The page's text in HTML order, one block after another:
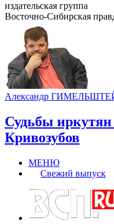
издательская группа
Восточно-Сибирская
Александр
Судьбы
Кривозубов
МЕНЮ
Свежий выпуск